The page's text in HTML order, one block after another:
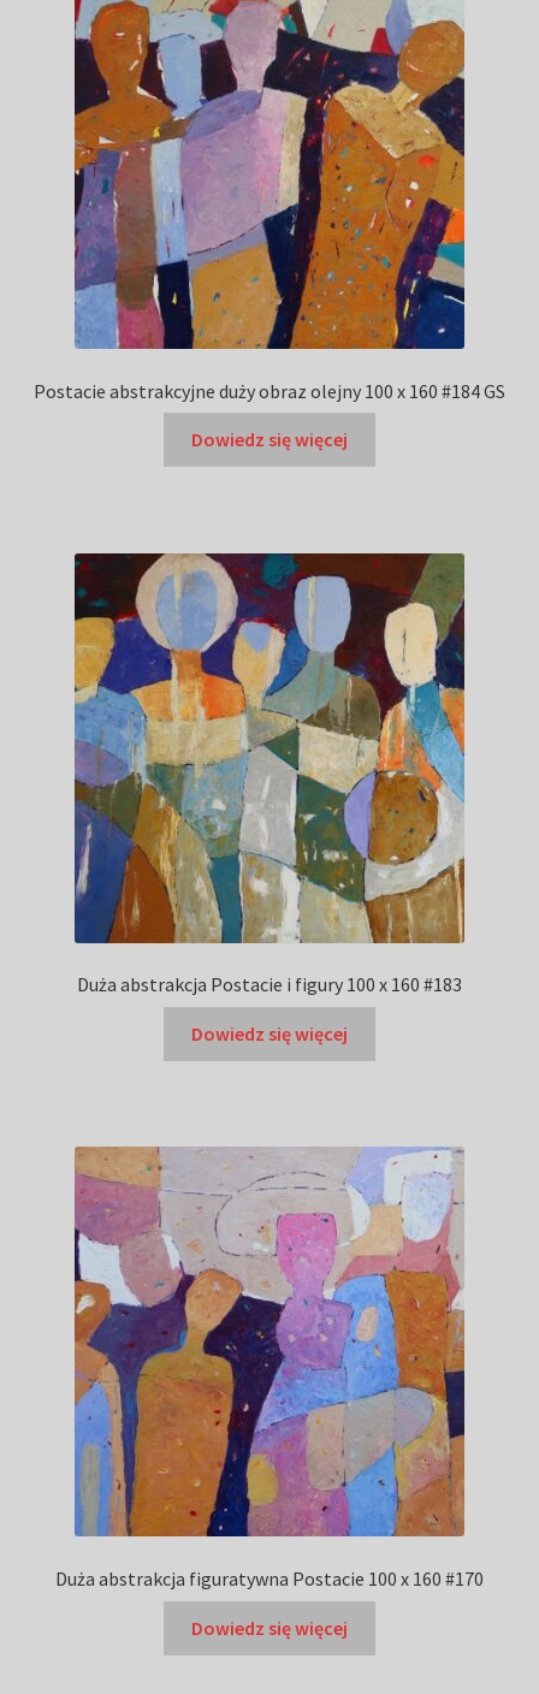
Postacie abstrakcyjne duży obraz olejny 100 x 160 #184 GS
Dowiedz się więcej
Duża abstrakcja Postacie i figury 100 x 160 #183
Dowiedz się więcej
Duża abstrakcja figuratywna Postacie 100 x 160 #170
Dowiedz się więcej